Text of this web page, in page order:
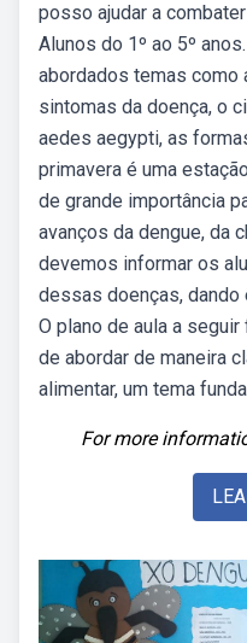
posso ajudar a
Alunos do 1º ao 5º
abordados temas como
sintomas da doença, o
aedes aegypti, as
primavera é uma
de grande importância
avanços da dengue, da
devemos informar os
dessas doenças,
O plano de aula a
de abordar de maneira
alimentar, um tema
For more